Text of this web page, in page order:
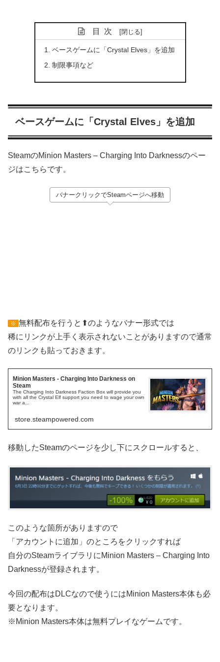
目次
ベースゲームに「Crystal Elves」を追加
制限事項など
ベースゲームに「Crystal Elves」を追加
SteamのMinion Masters – Charging Into Darknessのペー
ジはこちらです。
バナークリックでSteamページへ移動
※ 無料配布を行うと⬆のようなバナー形式では
稀にリンクが上手く表示されないことがありますので通常
のリンクも貼っておきます。
Minion Masters - Charging Into Darkness on
Steam
The Charging Into Darkness Faction Box will provide you
with all the Crystal Elf support you need to wage your own
war a...
store.steampowered.com
移動したSteamのページを少し下にスクロールすると、
このような箇所がありますので
「アカウントに追加」のところをクリックすれば
自分のSteamライブラリにMinion Masters – Charging Into
Darknessが登録されます。
今回の配布はDLCなので使うにはMinion Masters本体も必
要となります。
※Minion Masters本体は無料プレイなゲームです。